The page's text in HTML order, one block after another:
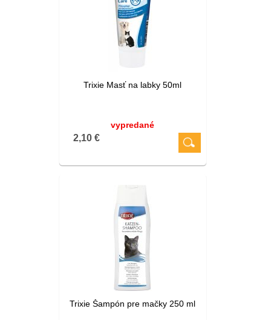
Trixie Masť na labky 50ml
vypredané
2,10 €
Trixie Šampón pre mačky 250 ml